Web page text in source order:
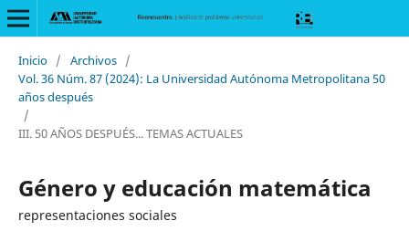
Inicio / Archivos /
Vol. 36 Núm. 87 (2024): La Universidad Autónoma Metropolitana 50
años después
/
III. 50 AÑOS DESPUÉS... TEMAS ACTUALES
Género y educación matemática
representaciones sociales